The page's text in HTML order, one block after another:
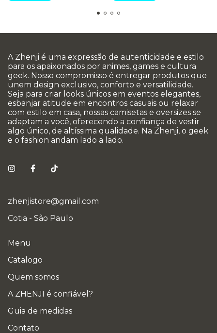
A Zhenji é uma expressão de autenticidade e estilo
para os apaixonados por animes, games e cultura
geek. Nosso compromisso é entregar produtos que
unem design exclusivo, conforto e versatilidade.
Seja para criar looks únicos em eventos elegantes,
esbanjar atitude em encontros casuais ou relaxar
com estilo em casa, nossas camisetas e oversizes se
adaptam a você, oferecendo a confiança de vestir
algo único, de altíssima qualidade. Na Zhenji, o geek
e o fashion andam lado a lado.
zhenjistore@gmail.com
Cotia - São Paulo
Menu
Catalogo
Quem somos
A ZHENJI é confiável?
Guia de medidas
Contato